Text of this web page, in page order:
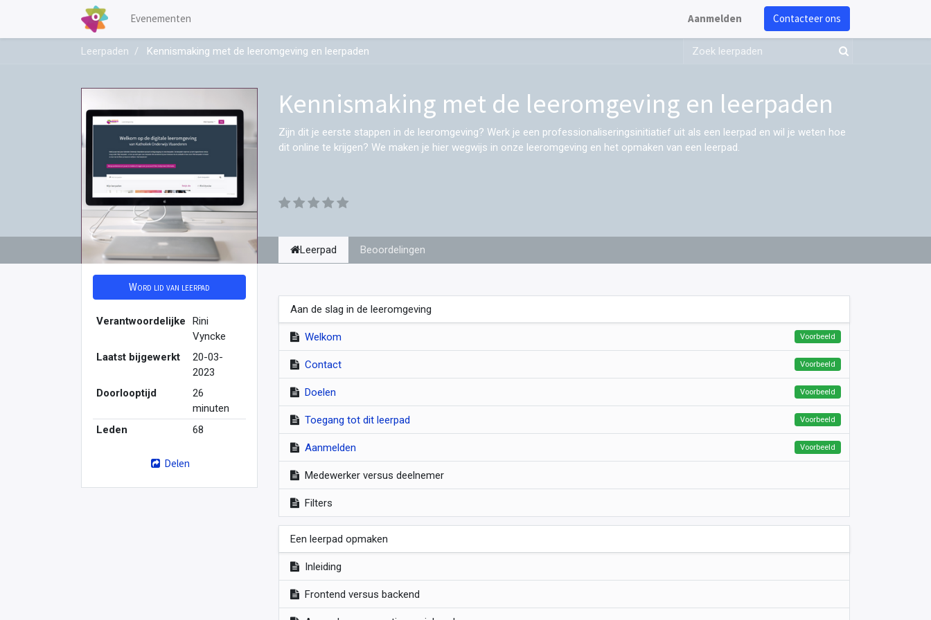
Evenementen Aanmelden Contacteer ons
Leerpaden Kennismaking met de leeromgeving en leerpaden
Kennismaking met de leeromgeving en leerpaden
Zijn dit je eerste stappen in de leeromgeving? Werk je een professionaliseringsinitiatief uit als een leerpad en wil je weten hoe
dit online te krijgen? We maken je hier wegwijs in onze leeromgeving en het opmaken van een leerpad.
Word lid van leerpad
Verantwoordelijke
Rini
Vyncke
Laatst bijgewerkt
20-03-
2023
Doorlooptijd
26
minuten
Leden
68
Delen
Leerpad Beoordelingen
Aan de slag in de leeromgeving
Welkom Voorbeeld
Contact Voorbeeld
Doelen Voorbeeld
Toegang tot dit leerpad Voorbeeld
Aanmelden Voorbeeld
Medewerker versus deelnemer
Filters
Een leerpad opmaken
Inleiding
Frontend versus backend